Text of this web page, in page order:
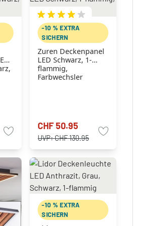
-10 % EXTRA
SICHERN
Zuren Deckenpanel
LED Schwarz, 1-
flammig,
Farbwechsler
CHF 50.95
UVP:CHF 130.95
-10 % EXTRA
SICHERN